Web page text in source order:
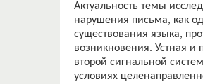
Актуальность темы
нарушения письма, как
существования языка,
возникновения. Устная
второй сигнальной
условиях